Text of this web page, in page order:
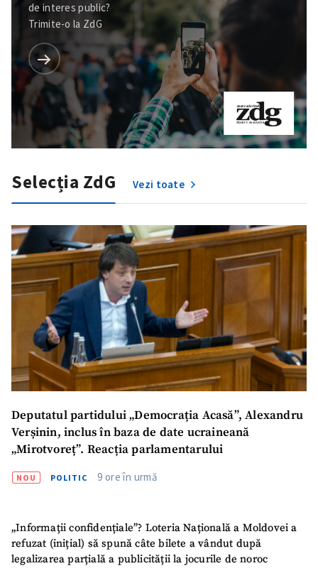
de interes public?
Trimite-o la ZdG
Selecția ZdG Vezi toate
Deputatul partidului „Democrația Acasă”, Alexandru
Verșinin, inclus în baza de date ucraineană
„Mirotvoreț”. Reacția parlamentarului
NOU POLITIC 9 ore în urmă
„Informații confidențiale”? Loteria Națională a Moldovei a
refuzat (inițial) să spună câte bilete a vândut după
legalizarea parțială a publicității la jocurile de noroc